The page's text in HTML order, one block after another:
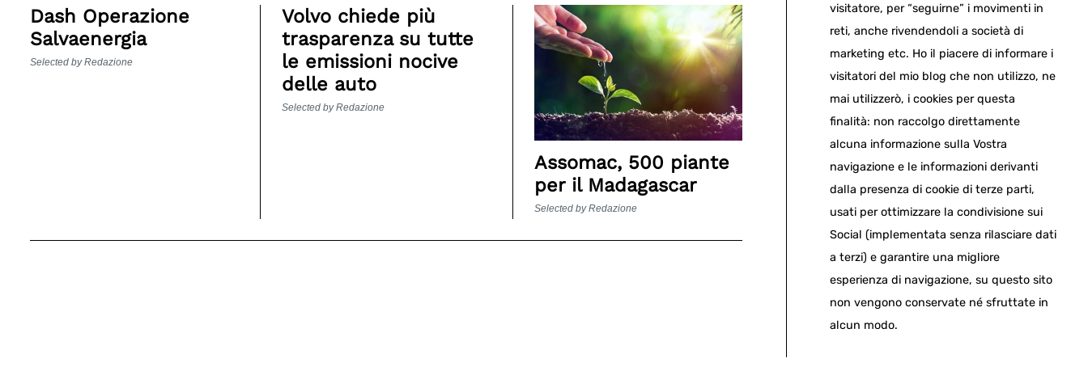
Dash Operazione
Salvaenergia
Selected by Redazione
Volvo chiede più
trasparenza su tutte
le emissioni nocive
delle auto
Selected by Redazione
Assomac, 500 piante
per il Madagascar
Selected by Redazione
visitatore, per “seguirne” i movimenti in
reti, anche rivendendoli a società di
marketing etc. Ho il piacere di informare i
visitatori del mio blog che non utilizzo, ne
mai utilizzerò, i cookies per questa
finalità: non raccolgo direttamente
alcuna informazione sulla Vostra
navigazione e le informazioni derivanti
dalla presenza di cookie di terze parti,
usati per ottimizzare la condivisione sui
Social (implementata senza rilasciare dati
a terzi) e garantire una migliore
esperienza di navigazione, su questo sito
non vengono conservate né sfruttate in
alcun modo.